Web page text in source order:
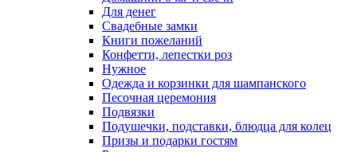
Для денег
Свадебные замки
Книги пожеланий
Конфетти, лепестки роз
Нужное
Одежда и корзинки для шампанского
Песочная церемония
Подвязки
Подушечки, подставки, блюдца для колец
Призы и подарки гостям